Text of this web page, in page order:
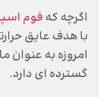
اگرچه کهفوم
با هدف عایق
امروزه به عنوان
گسترده ای دارد.